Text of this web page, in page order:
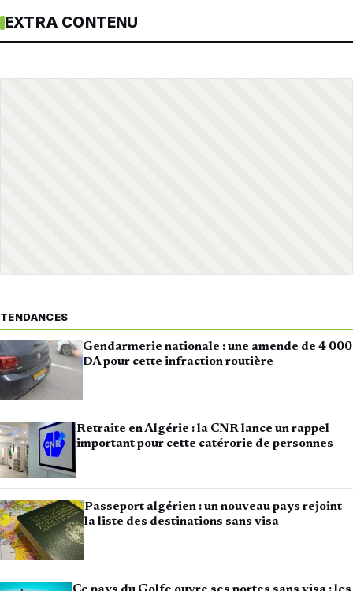
EXTRA CONTENU
TENDANCES
Gendarmerie nationale : une amende de 4 000
DA pour cette infraction routière
Retraite en Algérie : la CNR lance un rappel
important pour cette catérorie de personnes
Passeport algérien : un nouveau pays rejoint
la liste des destinations sans visa